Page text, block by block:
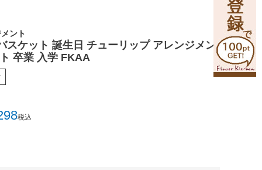
ント
スケット 誕生日 チューリップ アレンジメン
卒業 入学 FKAA
税込